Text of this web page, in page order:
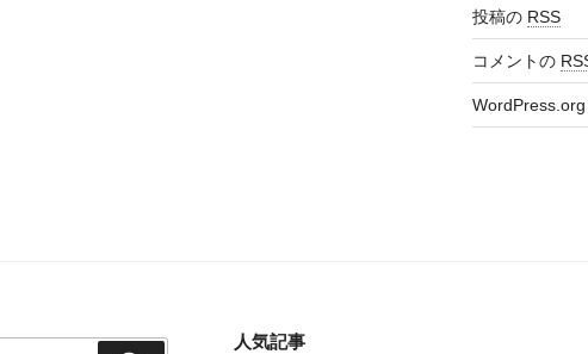
投稿の RSS
コメントの
WordPress.org
人気記事